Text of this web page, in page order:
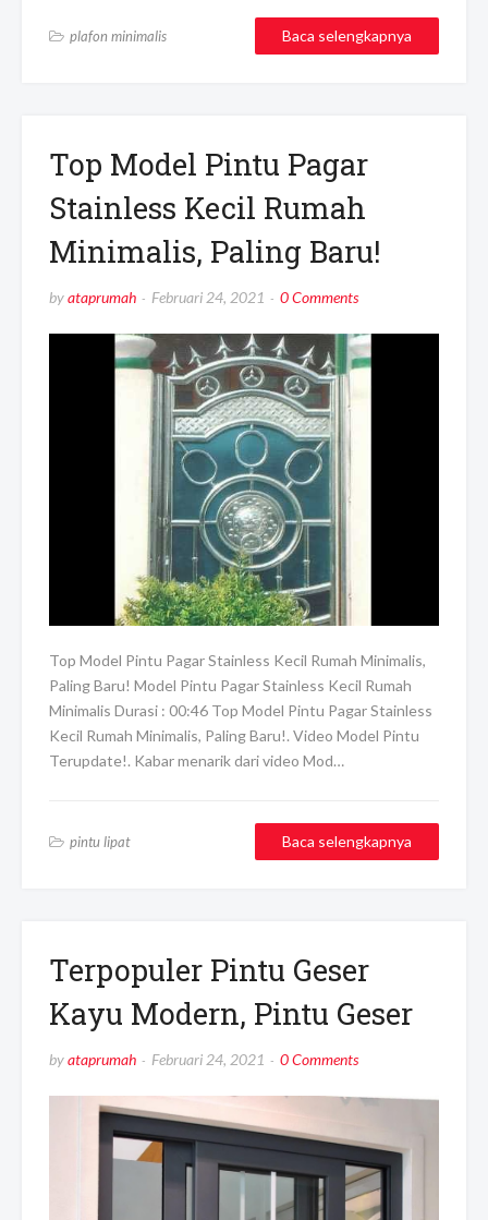
plafon minimalis Baca selengkapnya
Top Model Pintu Pagar
Stainless Kecil Rumah
Minimalis, Paling Baru!
byataprumah Februari 24, 2021 0 Comments
Top Model Pintu Pagar Stainless Kecil Rumah Minimalis,
Paling Baru! Model Pintu Pagar Stainless Kecil Rumah
Minimalis Durasi : 00:46 Top Model Pintu Pagar Stainless
Kecil Rumah Minimalis, Paling Baru!. Video Model Pintu
Terupdate!. Kabar menarik dari video Mod…
pintu lipat Baca selengkapnya
Terpopuler Pintu Geser
Kayu Modern, Pintu Geser
byataprumah Februari 24, 2021 0 Comments